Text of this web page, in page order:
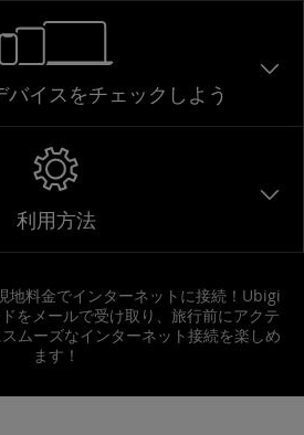
バイスをチェックしよう
利用方法
地料金でインターネットに接続！Ubigi
をメールで受け取り、旅行前にアクテ
ムーズなインターネット接続を楽しめ
ます！